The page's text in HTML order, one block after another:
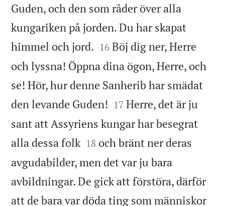
Guden, och den som råder över alla
kungariken på jorden. Du har skapat
himmel och jord. 

16 Böj dig ner, Herre
och lyssna! Öppna dina ögon, Herre, och
se! Hör, hur denne Sanherib har smädat
den levande Guden! 

17 Herre, det är ju
sant att Assyriens kungar har besegrat
alla dessa folk
18 och bränt ner deras
avgudabilder, men det var ju bara
avbildningar. De gick att förstöra, därför
att de bara var döda ting som människor